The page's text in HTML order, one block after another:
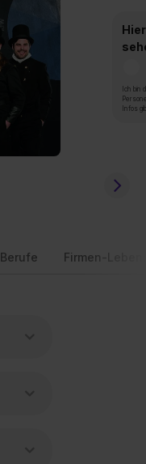
Ich
Infos
Berufe Firmen-